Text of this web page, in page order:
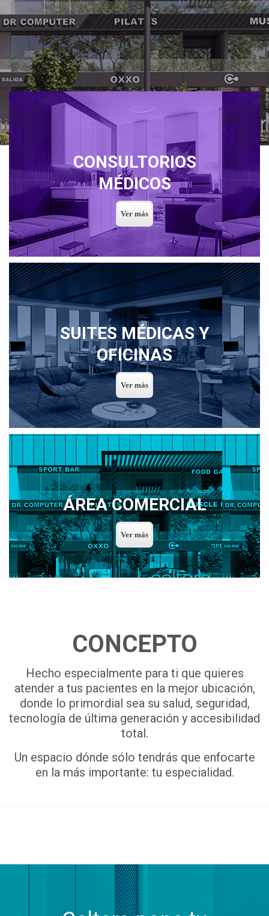
CONSULTORIOS
MÉDICOS
SUITES MÉDICAS Y
OFICINAS
ÁREA COMERCIAL
CONCEPTO
Hecho especialmente para ti que quieres
atender a tus pacientes en la mejor ubicación,
donde lo primordial sea su salud, seguridad,
tecnología de última generación y accesibilidad
total.
Un espacio dónde sólo tendrás que enfocarte
en la más importante: tu especialidad.